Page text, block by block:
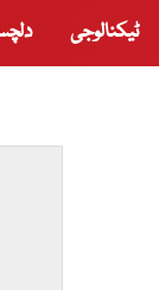
ٹیکنالوجی